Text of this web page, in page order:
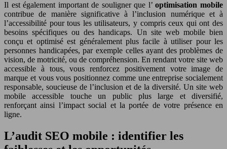
Il est également important de souligner que l’optimisation mobile
contribue de manière significative à l’inclusion numérique et à
l’accessibilité pour tous les utilisateurs, y compris ceux qui ont des
besoins spécifiques ou des handicaps. Un site web mobile bien
conçu et optimisé est généralement plus facile à utiliser pour les
personnes handicapées, par exemple celles ayant des problèmes de
vision, de motricité, ou de compréhension. En rendant votre site web
accessible à tous, vous renforcez positivement votre image de
marque et vous vous positionnez comme une entreprise socialement
responsable, soucieuse de l’inclusion et de la diversité. Un site web
mobile accessible touche un public plus large et diversifié,
renforçant ainsi l’impact social et la portée de votre présence en
ligne.
L’audit SEO mobile : identifier les